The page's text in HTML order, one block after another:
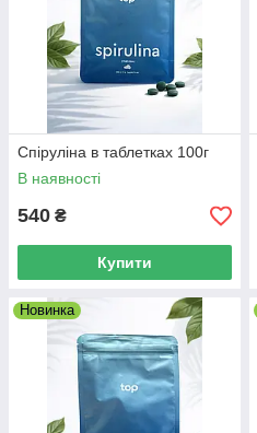
Спіруліна в таблетках 100г
В наявності
540 ₴
Купити
Новинка